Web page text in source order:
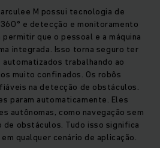
M possui tecnologia de
e detecção e monitoramento
que o pessoal e a máquina
integrada. Isso torna seguro ter
trabalhando ao
muito confinados. Os robôs
na detecção de obstáculos.
param automaticamente. Eles
autônomas, como navegação sem
de obstáculos. Tudo isso significa
qualquer cenário de aplicação.